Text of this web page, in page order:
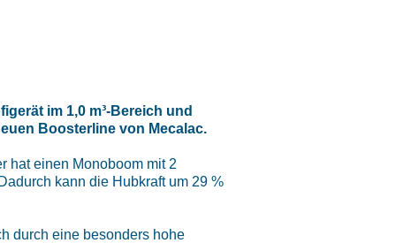
im 1,0 m³-Bereich und
Boosterline von Mecalac.
hat einen Monoboom mit 2
kann die Hubkraft um 29 %
durch eine besonders hohe